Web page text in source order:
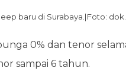
baru di Surabaya.|Foto:
0% dan tenor
sampai 6 tahun.